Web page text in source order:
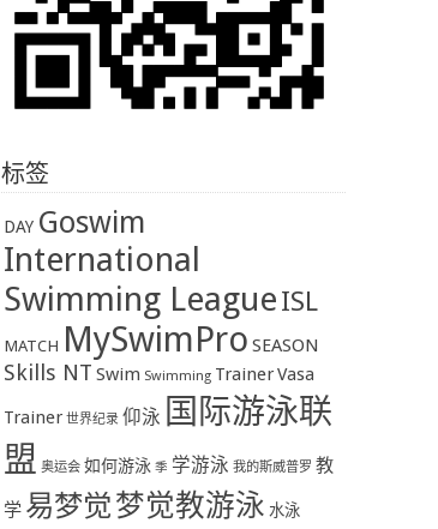
标签
DAY Goswim
International
Swimming LeagueISL
MATCH MySwimPro SEASON
Skills NT Swim Swimming TrainerVasa
Trainer 世界纪录 仰泳 国际游泳联
盟 奥运会 如何游泳 季 学游泳 我的斯威普罗 教
学 易梦觉梦觉教游泳 水泳